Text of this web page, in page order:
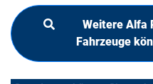
Weitere Alfa
Fahrzeuge